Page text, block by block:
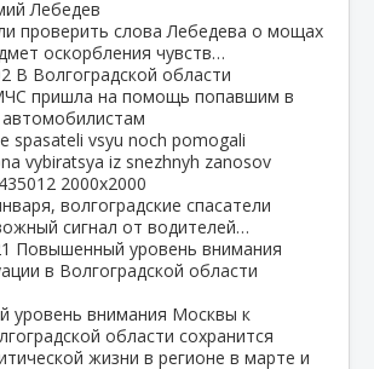
проверить слова Лебедева о мощах
оскорбления чувств…
В Волгоградской области
пришла на помощь попавшим в
волгоградские спасатели
сигнал от водителей…
Повышенный уровень внимания
в Волгоградской области
жизни в регионе в марте и